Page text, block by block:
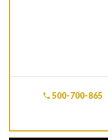
500-700-865